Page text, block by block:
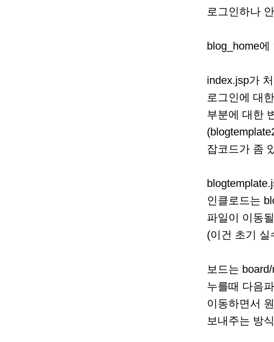
로그인하나
blog_home
index.jsp가
로그인에 대
부분에 대한
잡코드가 좀
인클로드는
파일이 이동
(이건 초기 실
보드는
누를때 다음
이동하면서
보내주는 방